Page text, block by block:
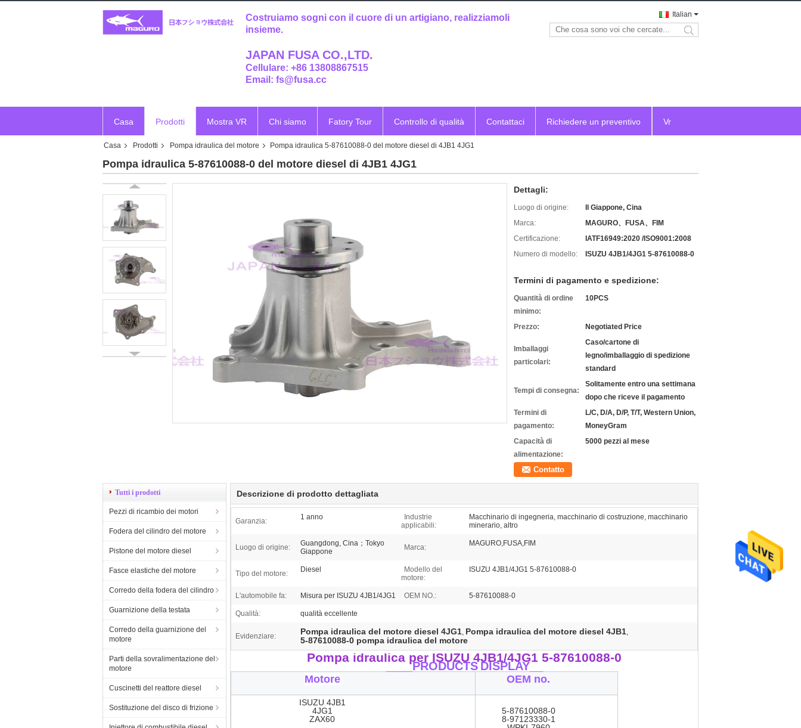
Costruiamo sogni con il cuore di un artigiano, realizziamoli
insieme.
JAPAN FUSA CO.,LTD.
Cellulare: +86 13808867515
Email: fs@fusa.cc
Italian
search
Casa Prodotti Mostra VR Chi siamo Fatory Tour Controllo di qualità Contattaci Richiedere un preventivo Vr
Casa Prodotti Pompa idraulica del motore Pompa idraulica 5-87610088-0 del motore diesel di 4JB1 4JG1
Pompa idraulica 5-87610088-0 del motore diesel di 4JB1 4JG1
Dettagli:
Luogo di origine:
Il Giappone, Cina
Marca:
MAGURO、FUSA、FIM
Certificazione:
IATF16949:2020 /ISO9001:2008
Numero di modello:
ISUZU 4JB1/4JG1 5-87610088-0
Termini di pagamento e spedizione:
Quantità di ordine
minimo:
10PCS
Prezzo: Negotiated Price
Imballaggi
particolari:
Caso/cartone di
legno/imballaggio di spedizione
standard
Tempi di consegna:
Solitamente entro una settimana
dopo che riceve il pagamento
Termini di
pagamento:
L/C, D/A, D/P, T/T, Western Union,
MoneyGram
Capacità di
alimentazione:
5000 pezzi al mese
Contatto
Tutti i prodotti
Pezzi di ricambio dei motori
Fodera del cilindro del motore
Pistone del motore diesel
Fasce elastiche del motore
Corredo della fodera del cilindro
Guarnizione della testata
Corredo della guarnizione del
motore
Parti della sovralimentazione del
motore
Cuscinetti del reattore diesel
Sostituzione del disco di frizione
Descrizione di prodotto dettagliata
Garanzia: 1 anno
Industrie
applicabili:
Macchinario di ingegneria, macchinario di costruzione, macchinario
minerario, altro
Luogo di origine:
Guangdong, Cina；Tokyo
Giappone
Marca: MAGURO,FUSA,FIM
Tipo del motore: Diesel
Modello del
motore:
ISUZU 4JB1/4JG1 5-87610088-0
L'automobile fa: Misura per ISUZU 4JB1/4JG1 OEM NO.: 5-87610088-0
Qualità: qualità eccellente
Evidenziare: Pompa idraulica del motore diesel 4JG1, Pompa idraulica del motore diesel 4JB1,
5-87610088-0 pompa idraulica del motore
Pompa idraulica per ISUZU 4JB1/4JG1 5-87610088-0
____PRODUCTS DISPLAY__
Motore OEM no.
ISUZU 4JB1
4JG1
ZAX60
5-87610088-0
8-97123330-1